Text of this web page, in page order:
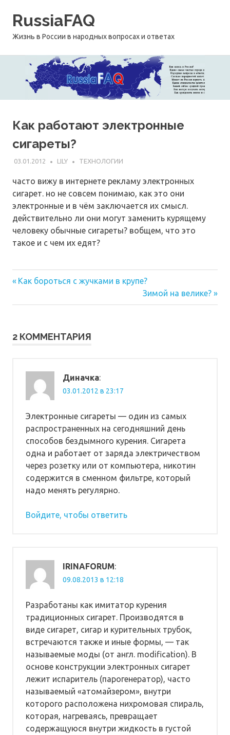
RussiaFAQ
Жизнь в России в народных вопросах и ответах
Как работают электронные
сигареты?
03.01.2012 LILY ТЕХНОЛОГИИ
часто вижу в интернете рекламу электронных
сигарет. но не совсем понимаю, как это они
электронные и в чём заключается их смысл.
действительно ли они могут заменить курящему
человеку обычные сигареты? вобщем, что это
такое и с чем их едят?
Навигация
по
Предыдущая
Как бороться с жучками в крупе?
Следующая
запись:
Зимой на велике?
2 КОММЕНТАРИЯ
Диначка:
03.01.2012 в 23:17
Электронные сигареты — один из самых
распространенных на сегодняшний день
способов бездымного курения. Сигарета
одна и работает от заряда электричеством
через розетку или от компьютера, никотин
содержится в сменном фильтре, который
надо менять регулярно.
Войдите, чтобы ответить
IRINAFORUM:
09.08.2013 в 12:18
Разработаны как имитатор курения
традиционных сигарет. Производятся в
виде сигарет, сигар и курительных трубок,
встречаются также и иные формы, — так
называемые моды (от англ. modification). В
основе конструкции электронных сигарет
лежит испаритель (парогенератор), часто
называемый «атомайзером», внутри
которого расположена нихромовая спираль,
которая, нагреваясь, превращает
содержащуюся внутри жидкость в густой